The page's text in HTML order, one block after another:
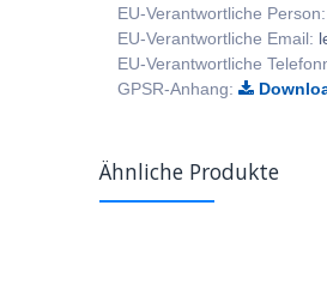
EU-Verantwortliche Person:
EU-Verantwortliche Email:
EU-Verantwortliche
GPSR-Anhang:
Ähnliche Produkte